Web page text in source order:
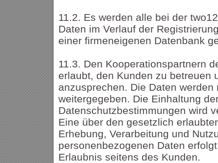
11.2. Es werden alle bei der
Daten im Verlauf der
einer firmeneigenen Datenbank
11.3. Den Kooperationspartnern
erlaubt, den Kunden zu betreuen
anzusprechen. Die Daten werden
weitergegeben. Die Einhaltung
Datenschutzbestimmungen wird
Eine über den gesetzlich
Erhebung, Verarbeitung und
personenbezogenen Daten
Erlaubnis seitens des Kunden.